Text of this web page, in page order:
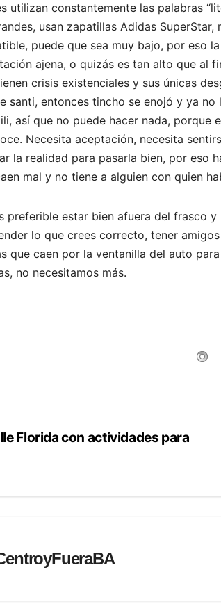
utilizan constantemente las palabras
usan zapatillas Adidas
puede que sea muy bajo, por eso
ajena, o quizás es tan alto que al
crisis existenciales y sus únicas
santi, entonces tincho se enojó y ya
así que no puede hacer nada, porque
Necesita aceptación, necesita
la realidad para pasarla bien, por eso
mal y no tiene a alguien con quien
preferible estar bien afuera del frasco
lo que crees correcto, tener
que caen por la ventanilla del auto
no necesitamos más.
Florida con actividades para